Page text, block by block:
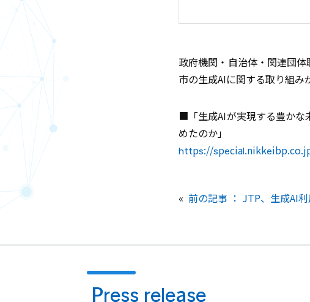
政府機関・自治体・関連団
市の生成AIに関する取り組み
■「生成AIが実現する豊か
めたのか」
https://